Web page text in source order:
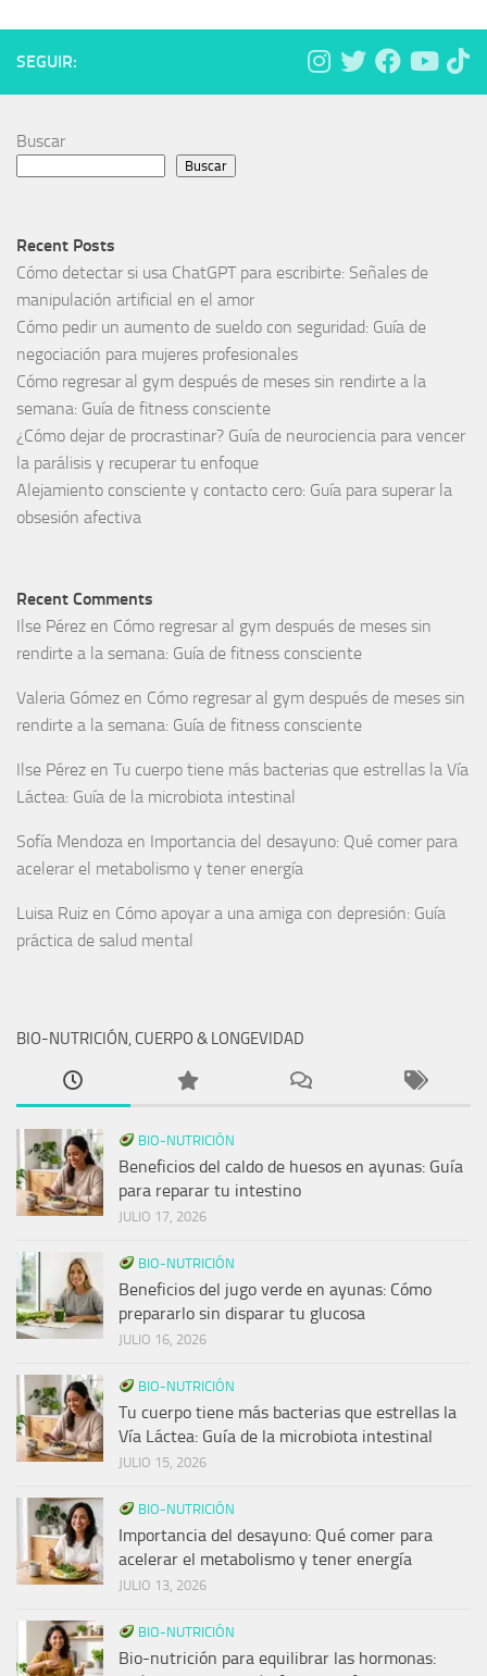
SEGUIR:
Buscar
Buscar
Recent Posts
Cómo detectar si usa ChatGPT para escribirte: Señales de
manipulación artificial en el amor
Cómo pedir un aumento de sueldo con seguridad: Guía de
negociación para mujeres profesionales
Cómo regresar al gym después de meses sin rendirte a la
semana: Guía de fitness consciente
¿Cómo dejar de procrastinar? Guía de neurociencia para vencer
la parálisis y recuperar tu enfoque
Alejamiento consciente y contacto cero: Guía para superar la
obsesión afectiva
Recent Comments
Ilse Pérez en Cómo regresar al gym después de meses sin
rendirte a la semana: Guía de fitness consciente
Valeria Gómez en Cómo regresar al gym después de meses sin
rendirte a la semana: Guía de fitness consciente
Ilse Pérez en Tu cuerpo tiene más bacterias que estrellas la Vía
Láctea: Guía de la microbiota intestinal
Sofía Mendoza en Importancia del desayuno: Qué comer para
acelerar el metabolismo y tener energía
Luisa Ruiz en Cómo apoyar a una amiga con depresión: Guía
práctica de salud mental
BIO-NUTRICIÓN, CUERPO & LONGEVIDAD
BIO-NUTRICIÓN
Beneficios del caldo de huesos en ayunas: Guía
para reparar tu intestino
JULIO 17, 2026
BIO-NUTRICIÓN
Beneficios del jugo verde en ayunas: Cómo
prepararlo sin disparar tu glucosa
JULIO 16, 2026
BIO-NUTRICIÓN
Tu cuerpo tiene más bacterias que estrellas la
Vía Láctea: Guía de la microbiota intestinal
JULIO 15, 2026
BIO-NUTRICIÓN
Importancia del desayuno: Qué comer para
acelerar el metabolismo y tener energía
JULIO 13, 2026
BIO-NUTRICIÓN
Bio-nutrición para equilibrar las hormonas: